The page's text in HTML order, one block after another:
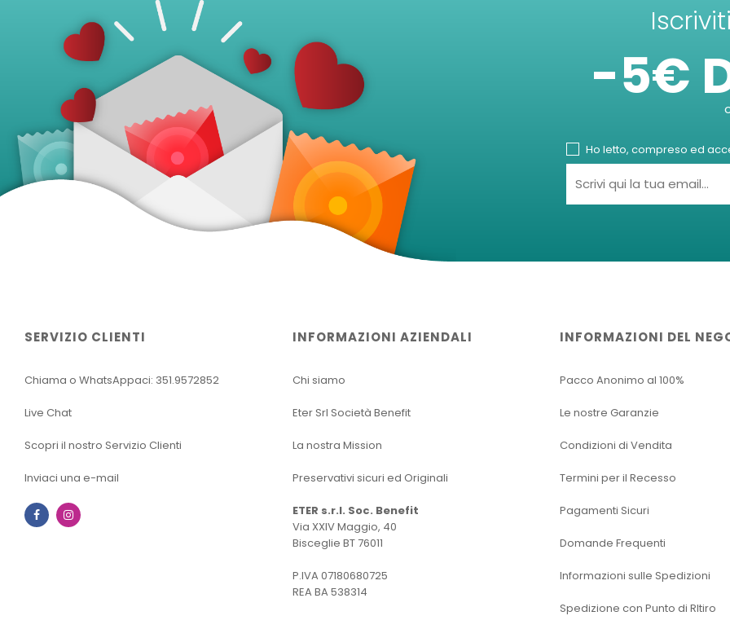
-5€
Ho letto, compreso ed
SERVIZIO CLIENTI
Chiama o WhatsAppaci: 351.9572852
Live Chat
Scopri il nostro Servizio Clienti
Inviaci una e-mail
Facebook
INFORMAZIONI AZIENDALI
Chi siamo
Eter Srl Società Benefit
La nostra Mission
Preservativi sicuri ed Originali
ETER s.r.l. Soc. Benefit
Via XXIV Maggio, 40
Bisceglie BT 76011
P.IVA 07180680725
REA BA 538314
INFORMAZIONI DEL
Pacco Anonimo al 100%
Le nostre Garanzie
Condizioni di Vendita
Termini per il Recesso
Pagamenti Sicuri
Domande Frequenti
Informazioni sulle Spedizioni
Spedizione con Punto di RItiro